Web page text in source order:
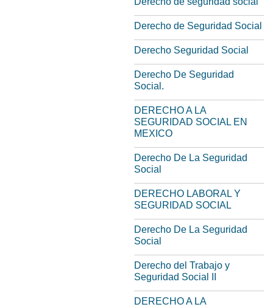
Derecho de Seguridad Social
Derecho Seguridad Social
Derecho De Seguridad
Social.
DERECHO A LA
SEGURIDAD SOCIAL EN
MEXICO
Derecho De La Seguridad
Social
DERECHO LABORAL Y
SEGURIDAD SOCIAL
Derecho De La Seguridad
Social
Derecho del Trabajo y
Seguridad Social II
DERECHO A LA